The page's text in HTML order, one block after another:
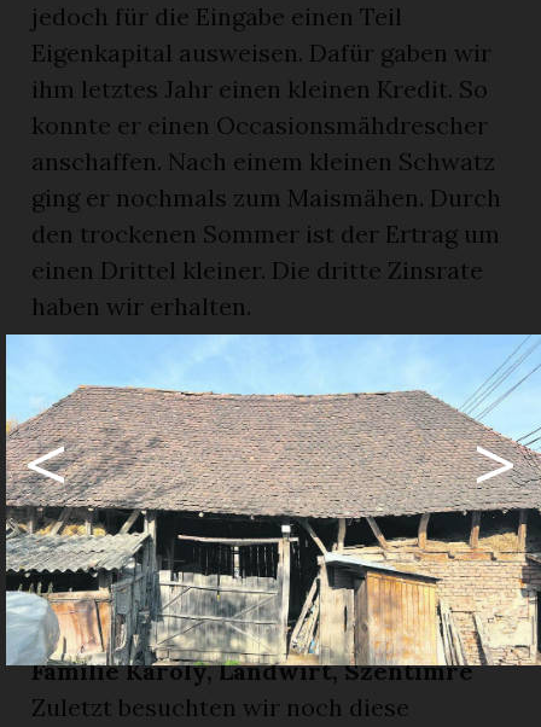
jedoch für die Eingabe einen Teil
Eigenkapital ausweisen. Dafür gaben wir
ihm letztes Jahr einen kleinen Kredit. So
konnte er einen Occasionsmähdrescher
anschaffen. Nach einem kleinen Schwatz
ging er nochmals zum Maismähen. Durch
den trockenen Sommer ist der Ertrag um
einen Drittel kleiner. Die dritte Zinsrate
haben wir erhalten.
Auch die Zunahme der Bären, die bereits
bis zu den Dörfern kommen und damit
die Felder verwüsten, bereiten den
Landwirten und der Bevölkerung grosse
Sorge. Die rumänische Regierung hat den
Abschuss bewilligt, dieser wurde jedoch
von der EU gestoppt. So müssen die
Felder umzäunt werden.
Familie Karoly, Landwirt, Szentimre
Zuletzt besuchten wir noch diese
< >